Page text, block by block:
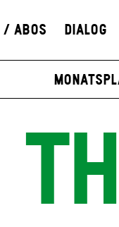
/ Abos Dialog